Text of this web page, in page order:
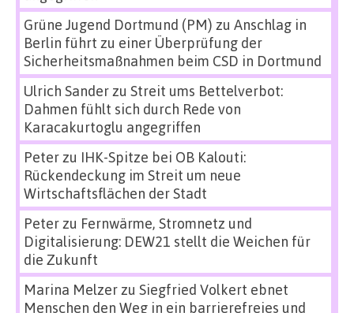
Grüne Jugend Dortmund (PM) zu Anschlag in
Berlin führt zu einer Überprüfung der
Sicherheitsmaßnahmen beim CSD in Dortmund
Ulrich Sanderzu Streit ums Bettelverbot:
Dahmen fühlt sich durch Rede von
Karacakurtoglu angegriffen
Peterzu IHK-Spitze bei OB Kalouti:
Rückendeckung im Streit um neue
Wirtschaftsflächen der Stadt
Peterzu Fernwärme, Stromnetz und
Digitalisierung: DEW21 stellt die Weichen für
die Zukunft
Marina Melzerzu Siegfried Volkert ebnet
Menschen den Weg in ein barrierefreies und